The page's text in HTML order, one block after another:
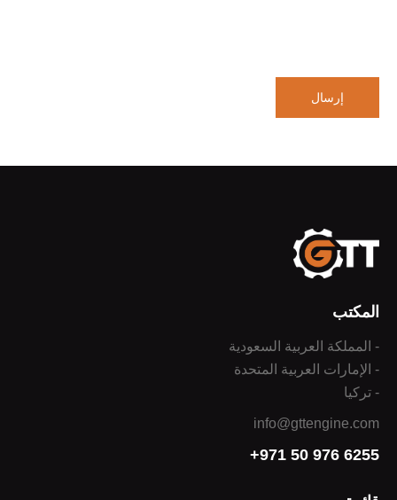
المكتب
- المملكة العربية السعودية
- الإمارات العربية المتحدة
- تركيا
info@gttengine.com
+971 50 976 6255